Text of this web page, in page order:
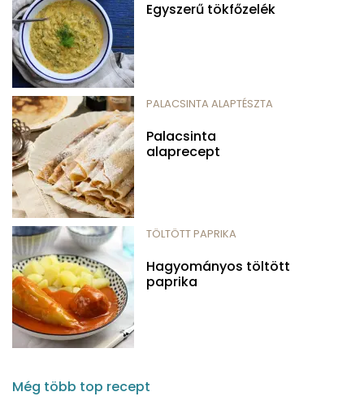
Egyszerű tökfőzelék
PALACSINTA ALAPTÉSZTA
Palacsinta
alaprecept
TÖLTÖTT PAPRIKA
Hagyományos töltött
paprika
Még több top recept